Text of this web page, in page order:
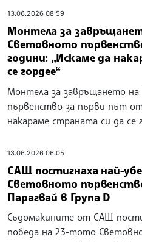
13.06.2026 08:59
Монтела за
Световното
години: „Искаме да
се гордее“
Монтела за завръщането
първенство за първи път
накараме страната си да се
13.06.2026 06:05
САЩ постигнаха най-
Световното
Парагвай в Група D
Съдомакините от САЩ
победа на 23-тото